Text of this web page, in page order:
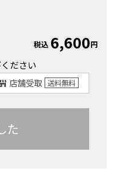
税込 6,600円
ださい
店舗受取 送料無料
た